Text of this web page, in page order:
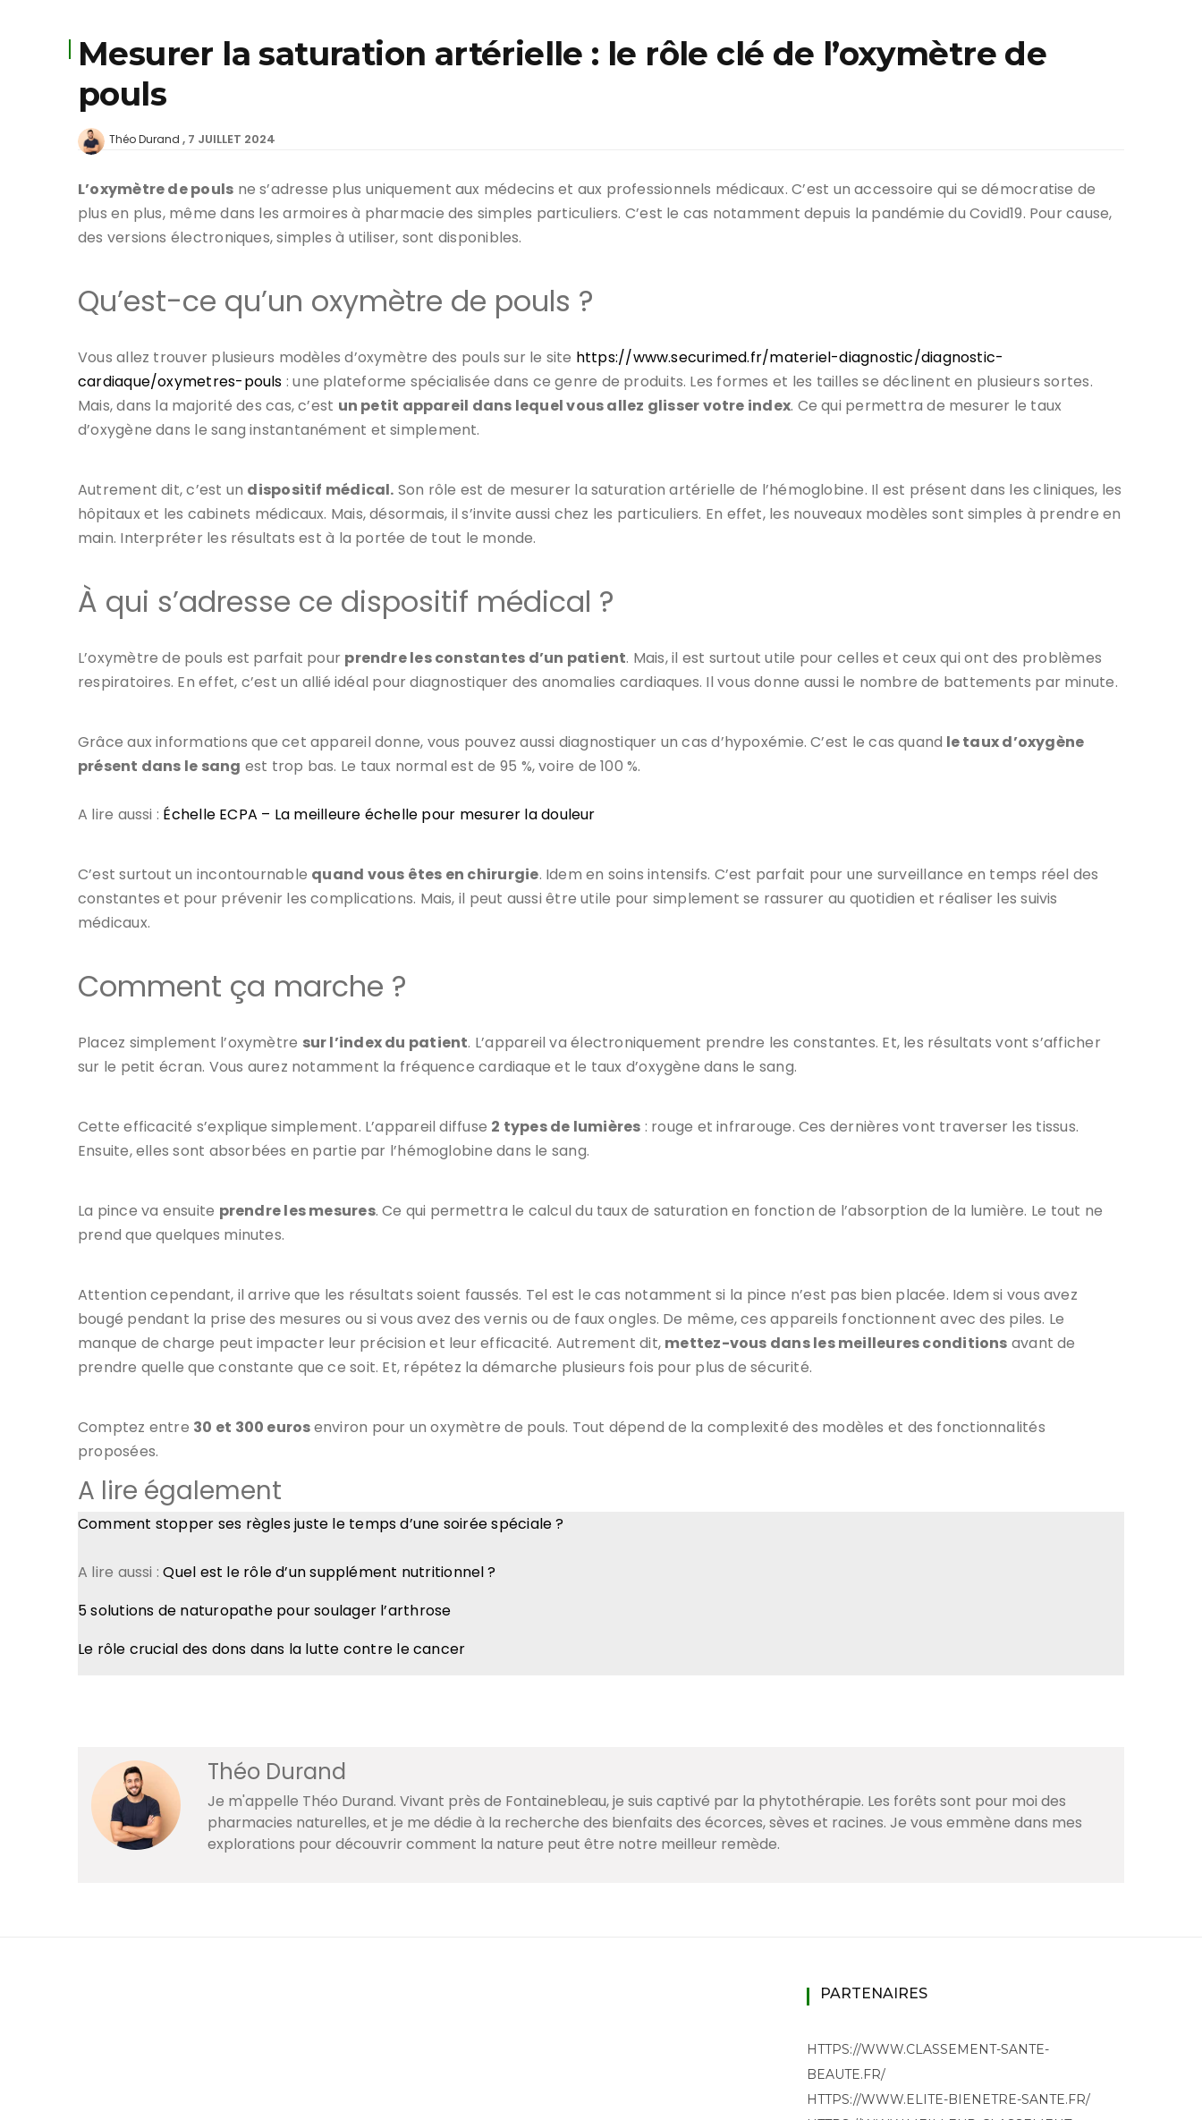
Mesurer la saturation artérielle : le rôle clé de l’oxymètre de
pouls
Théo Durand 7 JUILLET 2024
L’oxymètre de pouls ne s’adresse plus uniquement aux médecins et aux professionnels médicaux. C’est un accessoire qui se démocratise de
plus en plus, même dans les armoires à pharmacie des simples particuliers. C’est le cas notamment depuis la pandémie du Covid19. Pour cause,
des versions électroniques, simples à utiliser, sont disponibles.
Qu’est-ce qu’un oxymètre de pouls ?
Vous allez trouver plusieurs modèles d’oxymètre des pouls sur le site https://www.securimed.fr/materiel-diagnostic/diagnostic-
cardiaque/oxymetres-pouls : une plateforme spécialisée dans ce genre de produits. Les formes et les tailles se déclinent en plusieurs sortes.
Mais, dans la majorité des cas, c’est un petit appareil dans lequel vous allez glisser votre index. Ce qui permettra de mesurer le taux
d’oxygène dans le sang instantanément et simplement.
Autrement dit, c’est un dispositif médical. Son rôle est de mesurer la saturation artérielle de l’hémoglobine. Il est présent dans les cliniques, les
hôpitaux et les cabinets médicaux. Mais, désormais, il s’invite aussi chez les particuliers. En effet, les nouveaux modèles sont simples à prendre en
main. Interpréter les résultats est à la portée de tout le monde.
À qui s’adresse ce dispositif médical ?
L’oxymètre de pouls est parfait pour prendre les constantes d’un patient. Mais, il est surtout utile pour celles et ceux qui ont des problèmes
respiratoires. En effet, c’est un allié idéal pour diagnostiquer des anomalies cardiaques. Il vous donne aussi le nombre de battements par minute.
Grâce aux informations que cet appareil donne, vous pouvez aussi diagnostiquer un cas d’hypoxémie. C’est le cas quand le taux d’oxygène
présent dans le sang est trop bas. Le taux normal est de 95 %, voire de 100 %.
A lire aussi : Échelle ECPA – La meilleure échelle pour mesurer la douleur
C’est surtout un incontournable quand vous êtes en chirurgie. Idem en soins intensifs. C’est parfait pour une surveillance en temps réel des
constantes et pour prévenir les complications. Mais, il peut aussi être utile pour simplement se rassurer au quotidien et réaliser les suivis
médicaux.
Comment ça marche ?
Placez simplement l’oxymètre sur l’index du patient. L’appareil va électroniquement prendre les constantes. Et, les résultats vont s’afficher
sur le petit écran. Vous aurez notamment la fréquence cardiaque et le taux d’oxygène dans le sang.
Cette efficacité s’explique simplement. L’appareil diffuse 2 types de lumières : rouge et infrarouge. Ces dernières vont traverser les tissus.
Ensuite, elles sont absorbées en partie par l’hémoglobine dans le sang.
La pince va ensuite prendre les mesures. Ce qui permettra le calcul du taux de saturation en fonction de l’absorption de la lumière. Le tout ne
prend que quelques minutes.
Attention cependant, il arrive que les résultats soient faussés. Tel est le cas notamment si la pince n’est pas bien placée. Idem si vous avez
bougé pendant la prise des mesures ou si vous avez des vernis ou de faux ongles. De même, ces appareils fonctionnent avec des piles. Le
manque de charge peut impacter leur précision et leur efficacité. Autrement dit, mettez-vous dans les meilleures conditions avant de
prendre quelle que constante que ce soit. Et, répétez la démarche plusieurs fois pour plus de sécurité.
Comptez entre 30 et 300 eurosenviron pour un oxymètre de pouls. Tout dépend de la complexité des modèles et des fonctionnalités
proposées.
A lire également
Comment stopper ses règles juste le temps d’une soirée spéciale ?
A lire aussi :Quel est le rôle d’un supplément nutritionnel ?
5 solutions de naturopathe pour soulager l’arthrose
Le rôle crucial des dons dans la lutte contre le cancer
Théo Durand
Je m'appelle Théo Durand. Vivant près de Fontainebleau, je suis captivé par la phytothérapie. Les forêts sont pour moi des
pharmacies naturelles, et je me dédie à la recherche des bienfaits des écorces, sèves et racines. Je vous emmène dans mes
explorations pour découvrir comment la nature peut être notre meilleur remède.
PARTENAIRES
HTTPS://WWW.CLASSEMENT-SANTE-
BEAUTE.FR/
HTTPS://WWW.ELITE-BIENETRE-SANTE.FR/